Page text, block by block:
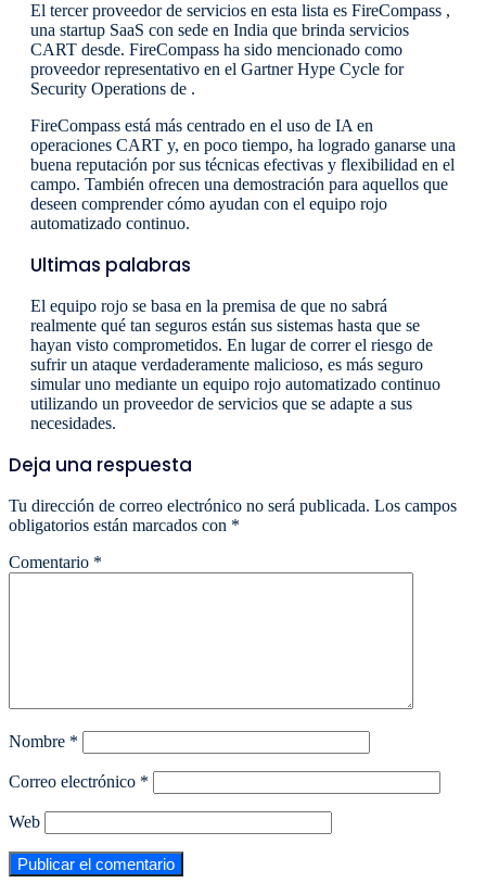
El tercer proveedor de servicios en esta lista es FireCompass ,
una startup SaaS con sede en India que brinda servicios
CART desde. FireCompass ha sido mencionado como
proveedor representativo en el Gartner Hype Cycle for
Security Operations de .
FireCompass está más centrado en el uso de IA en
operaciones CART y, en poco tiempo, ha logrado ganarse una
buena reputación por sus técnicas efectivas y flexibilidad en el
campo. También ofrecen una demostración para aquellos que
deseen comprender cómo ayudan con el equipo rojo
automatizado continuo.
Ultimas palabras
El equipo rojo se basa en la premisa de que no sabrá
realmente qué tan seguros están sus sistemas hasta que se
hayan visto comprometidos. En lugar de correr el riesgo de
sufrir un ataque verdaderamente malicioso, es más seguro
simular uno mediante un equipo rojo automatizado continuo
utilizando un proveedor de servicios que se adapte a sus
necesidades.
Deja una respuesta
Tu dirección de correo electrónico no será publicada. Los campos
obligatorios están marcados con *
Comentario *
Nombre *
Correo electrónico *
Web